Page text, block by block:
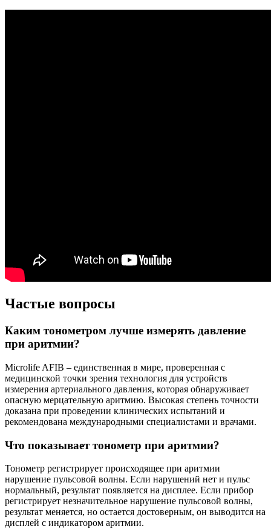
Частые вопросы
Каким тонометром лучше измерять давление
при аритмии?
Microlife AFIB – единственная в мире, проверенная с
медицинской точки зрения технология для устройств
измерения артериального давления, которая обнаруживает
опасную мерцательную аритмию. Высокая степень точности
доказана при проведении клинических испытаний и
рекомендована международными специалистами и врачами.
Что показывает тонометр при аритмии?
Тонометр регистрирует происходящее при аритмии
нарушение пульсовой волны. Если нарушений нет и пульс
нормальный, результат появляется на дисплее. Если прибор
регистрирует незначительное нарушение пульсовой волны,
результат меняется, но остается достоверным, он выводится на
дисплей с индикатором аритмии.